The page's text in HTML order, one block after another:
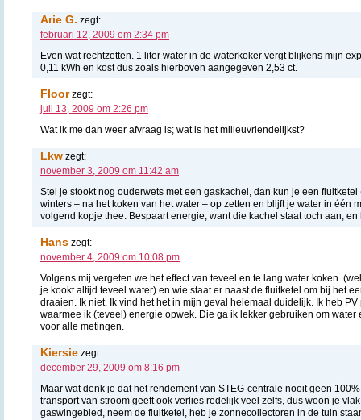
Arie G. zegt:
februari 12, 2009 om 2:34 pm
Even wat rechtzetten. 1 liter water in de waterkoker vergt blijkens mijn
0,11 kWh en kost dus zoals hierboven aangegeven 2,53 ct.
Floorzegt:
juli 13, 2009 om 2:26 pm
Wat ik me dan weer afvraag is; wat is het milieuvriendelijkst?
Lkw zegt:
november 3, 2009 om 11:42 am
Stel je stookt nog ouderwets met een gaskachel, dan kun je een fluitketel
winters – na het koken van het water – op zetten en blijft je water in één
volgend kopje thee. Bespaart energie, want die kachel staat toch aan,
Hans zegt:
november 4, 2009 om 10:08 pm
Volgens mij vergeten we het effect van teveel en te lang water koken.
je kookt altijd teveel water) en wie staat er naast de fluitketel om bij het
draaien. Ik niet. Ik vind het het in mijn geval helemaal duidelijk. Ik heb
waarmee ik (teveel) energie opwek. Die ga ik lekker gebruiken om water
voor alle metingen.
Kiersie zegt:
december 29, 2009 om 8:16 pm
Maar wat denk je dat het rendement van STEG-centrale nooit geen
transport van stroom geeft ook verlies redelijk veel zelfs, dus woon je
gaswingebied, neem de fluitketel, heb je zonnecollectoren in de tuin